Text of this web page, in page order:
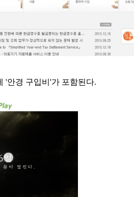
'안경 구입비'가 포함된다.